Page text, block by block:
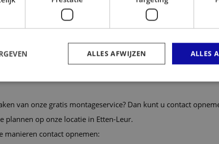
van onze gratis montageservice? Dan kunt u contact
plannen op onze locatie in Etten-Leur.
manieren contact opnemen:
ALLES
ALLES AFWIJZEN